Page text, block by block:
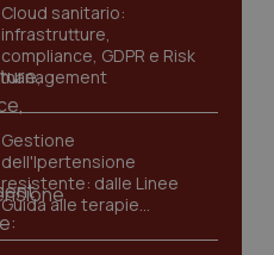
Cloud sanitario:
infrastrutture,
compliance, GDPR e Risk
management
Gestione
dell'Ipertensione
resistente: dalle Linee
Guida alle terapie
innovative